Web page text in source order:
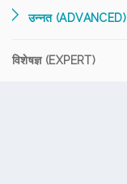
उन्नत (ADVANCED)
विशेषज्ञ (EXPERT)